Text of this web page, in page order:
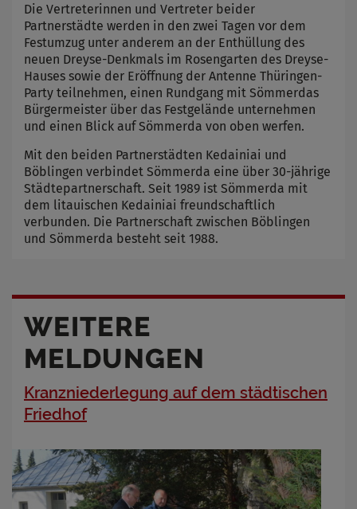
Die Vertreterinnen und Vertreter beider
Partnerstädte werden in den zwei Tagen vor dem
Festumzug unter anderem an der Enthüllung des
neuen Dreyse-Denkmals im Rosengarten des Dreyse-
Hauses sowie der Eröffnung der Antenne Thüringen-
Party teilnehmen, einen Rundgang mit Sömmerdas
Bürgermeister über das Festgelände unternehmen
und einen Blick auf Sömmerda von oben werfen.
Mit den beiden Partnerstädten Kedainiai und
Böblingen verbindet Sömmerda eine über 30-jährige
Städtepartnerschaft. Seit 1989 ist Sömmerda mit
dem litauischen Kedainiai freundschaftlich
verbunden. Die Partnerschaft zwischen Böblingen
und Sömmerda besteht seit 1988.
WEITERE
MELDUNGEN
Kranzniederlegung auf dem städtischen
Friedhof